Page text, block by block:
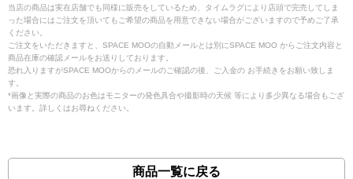
当店の商品は実在店舗でも同様に販売をしているため、タイムラグにより店頭で完売してしま
った場合にはご注文を頂いてもご希望の商品を用意できない場合がございますので予めご了承
ください。
ご注文をいただきますと、SPACE MOOの自動メールとは別にSPACE MOO からご注文内容と
商品在庫の確認メールをお送りしております。
恐れ入りますがSPACE MOOからのメールのご確認の後、ご入金の お手続きをお願い致しま
す。
*画像と実際の商品のお色はモニターの発色具合や撮影時の天候 等により多少異なる場合もござ
います。詳しくはお尋ねください。
商品一覧に戻る